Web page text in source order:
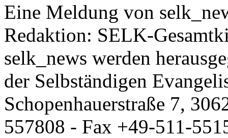
Eine Meldung von
Redaktion: SELK-
selk_news werden
der Selbständigen
Schopenhauerstraße 7,
557808 - Fax +49-511-